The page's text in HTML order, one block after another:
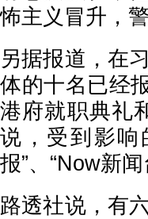
怖主义冒升，
另据报道，在
体的十名已经
港府就职典礼
说，受到影响
报”、“Now新
路透社说，有